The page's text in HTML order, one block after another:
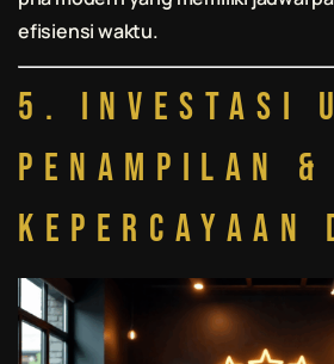
efisiensi waktu.
5. Investasi
Penampilan &
Kepercayaan